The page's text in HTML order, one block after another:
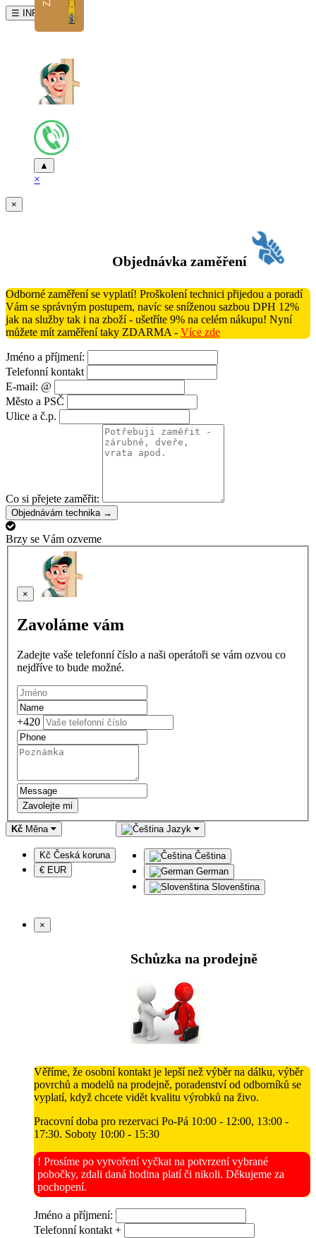
☰ INFO
▲
×
×
Objednávka zaměření
Odborné zaměření se vyplatí! Proškolení technici přijedou a poradí
Vám se správným postupem, navíc se sníženou sazbou DPH 12%
jak na služby tak i na zboží - ušetříte 9% na celém nákupu! Nyní
můžete mít zaměření taky ZDARMA - Více zde
Jméno a příjmení:
Telefonní kontakt
E-mail: @
Město a PSČ
Ulice a č.p.
Co si přejete zaměřit:
Objednávám technika →
Brzy se Vám ozveme
×
Zavoláme vám
Zadejte vaše telefonní číslo a naši operátoři se vám ozvou co
nejdříve to bude možné.
+420
Zavolejte mi
Kč Měna
Kč Česká koruna
€ EUR
Jazyk
Čeština
German
Slovenština
×
Schůzka na prodejně
Věříme, že osobní kontakt je lepší než výběr na dálku, výběr
povrchů a modelů na prodejně, poradenství od odborníků se
vyplatí, když chcete vidět kvalitu výrobků na živo.
Pracovní doba pro rezervaci Po-Pá 10:00 - 12:00, 13:00 -
17:30. Soboty 10:00 - 15:30
! Prosíme po vytvoření vyčkat na potvrzení vybrané
pobočky, zdali daná hodina platí či nikoli. Děkujeme za
pochopení.
Jméno a příjmení:
Telefonní kontakt +